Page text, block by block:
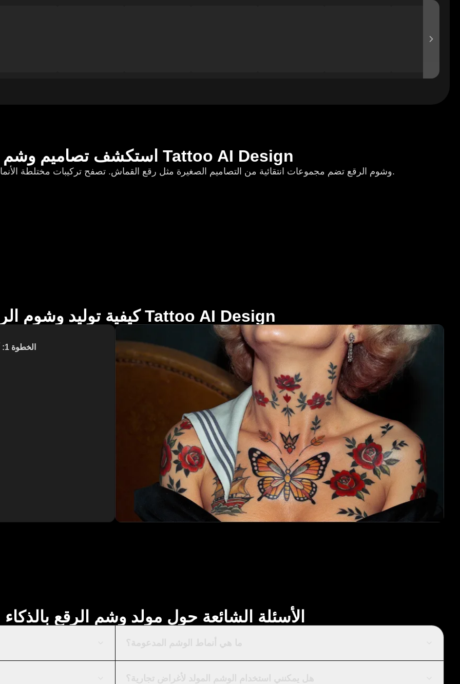
استكشف تصاميم وشم الرقع في Tattoo AI Design
وشوم الرقع تضم مجموعات انتقائية من التصاميم الصغيرة مثل رقع القماش. تصفح تركيبات مختلطة الأنماط لمجموعات فن الجسد الفريدة والشخصية.
كيفية توليد وشوم الرقع عبر Tattoo AI Design
الخطوة 1: أدخل نصك (يمكنك تحسين الموجه للحصول على نتائج أفضل)
الأسئلة الشائعة حول مولد وشم الرقع